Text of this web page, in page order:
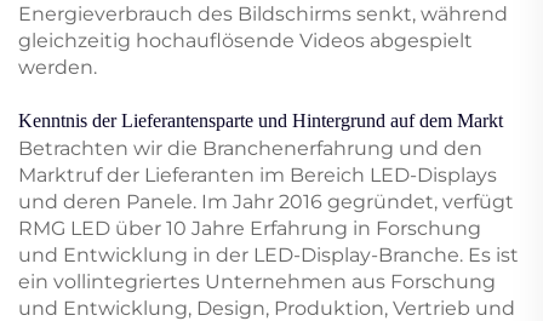
Energieverbrauch des Bildschirms senkt, während
gleichzeitig hochauflösende Videos abgespielt
werden.
Kenntnis der Lieferantensparte und Hintergrund auf dem Markt
Betrachten wir die Branchenerfahrung und den
Marktruf der Lieferanten im Bereich LED-Displays
und deren Panele. Im Jahr 2016 gegründet, verfügt
RMG LED über 10 Jahre Erfahrung in Forschung
und Entwicklung in der LED-Display-Branche. Es ist
ein vollintegriertes Unternehmen aus Forschung
und Entwicklung, Design, Produktion, Vertrieb und